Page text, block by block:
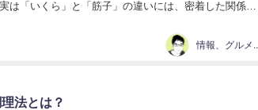
は「いくら」と「筋子」の違いには、密着した関係が
法とは？